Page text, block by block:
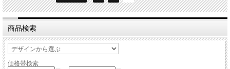
商品検索
価格帯検索